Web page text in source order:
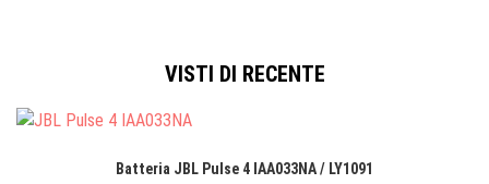
VISTI DI RECENTE
Batteria JBL Pulse 4 IAA033NA / LY1091